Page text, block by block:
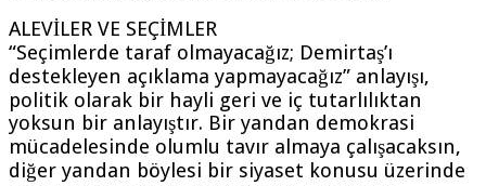
ALEVİLER VE SEÇİMLER
“Seçimlerde taraf olmayacağız; Demirtaş’ı
destekleyen açıklama yapmayacağız” anlayışı,
politik olarak bir hayli geri ve iç tutarlılıktan
yoksun bir anlayıştır. Bir yandan demokrasi
mücadelesinde olumlu tavır almaya çalışacaksın,
diğer yandan böylesi bir siyaset konusu üzerinde